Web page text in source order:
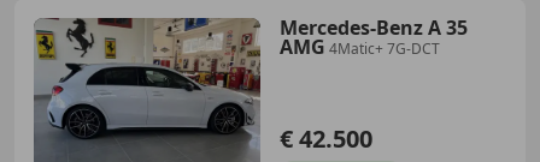
Mercedes-Benz A 35
AMG 4Matic+ 7G-DCT
€ 42.500